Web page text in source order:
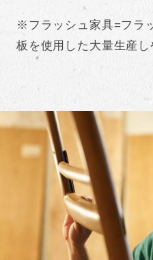
※フラッシュ家具=フラ
板を使用した大量生産